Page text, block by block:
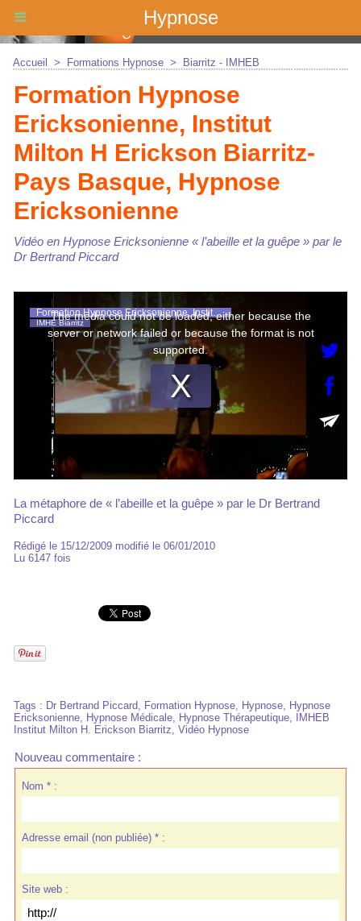
Hypnose
Accueil > Formations Hypnose > Biarritz - IMHEB
Formation Hypnose
Ericksonienne, Institut
Milton H Erickson Biarritz-
Pays Basque, Hypnose
Ericksonienne
Vidéo en Hypnose Ericksonienne « l’abeille et la guêpe » par le
Dr Bertrand Piccard
La métaphore de « l’abeille et la guêpe » par le Dr Bertrand
Piccard
Rédigé le 15/12/2009 modifié le 06/01/2010
Lu 6147 fois
Tags : Dr Bertrand Piccard, Formation Hypnose, Hypnose, Hypnose
Ericksonienne, Hypnose Médicale, Hypnose Thérapeutique,
IMHEB
Institut Milton H. Erickson Biarritz, Vidéo Hypnose
Nouveau commentaire :
Nom * :
Adresse email (non publiée) * :
Site web :